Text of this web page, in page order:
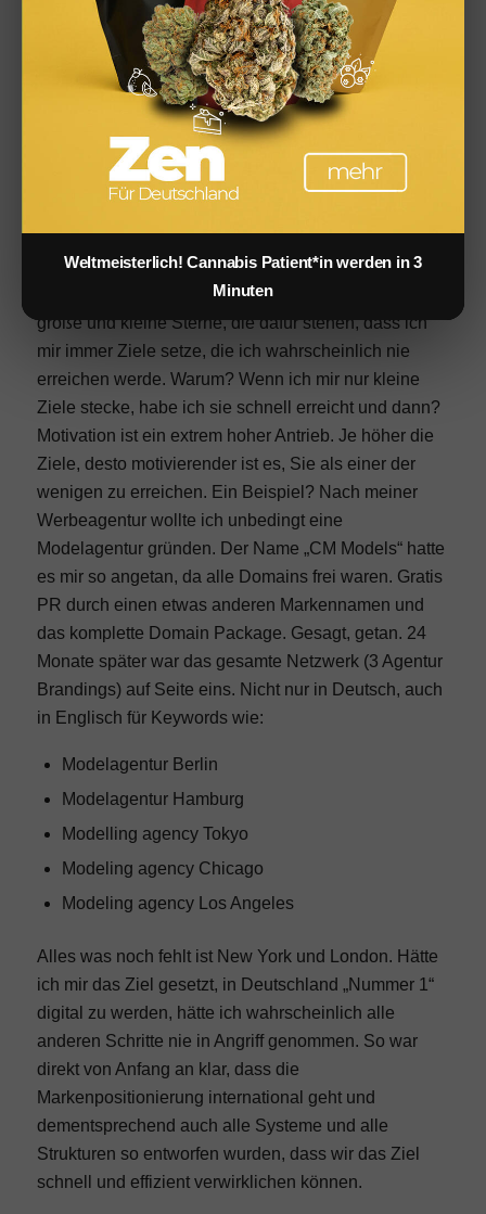
Damals verkaufte Elon Musk die Domain in einem
Package. Jetzt, sehr viel Jahre später, hat er sie sich
für drei Millionen zurückgekauft. Die Seite ist leer,
kaum Quelltext, ein einfaches X. Nicht einmal ein
https Zertifikat hat die Seite. So groß kann die Liebe
zu einer Domain sein!
Persönliche Erfahrung
Think big! Eine Inspirationsquelle die ich auch schon
immer in mir trage und sogar in Tattoos auf der Haut.
große und kleine Sterne, die dafür stehen, dass ich
mir immer Ziele setze, die ich wahrscheinlich nie
erreichen werde. Warum? Wenn ich mir nur kleine
Ziele stecke, habe ich sie schnell erreicht und dann?
Motivation ist ein extrem hoher Antrieb. Je höher die
Ziele, desto motivierender ist es, Sie als einer der
wenigen zu erreichen. Ein Beispiel? Nach meiner
Werbeagentur wollte ich unbedingt eine
Modelagentur gründen. Der Name „CM Models“ hatte
es mir so angetan, da alle Domains frei waren. Gratis
PR durch einen etwas anderen Markennamen und
das komplette Domain Package. Gesagt, getan. 24
Monate später war das gesamte Netzwerk (3 Agentur
Brandings) auf Seite eins. Nicht nur in Deutsch, auch
in Englisch für Keywords wie:
Modelagentur Berlin
Modelagentur Hamburg
Modelling agency Tokyo
Modeling agency Chicago
Modeling agency Los Angeles
Alles was noch fehlt ist New York und London. Hätte
ich mir das Ziel gesetzt, in Deutschland „Nummer 1“
digital zu werden, hätte ich wahrscheinlich alle
anderen Schritte nie in Angriff genommen. So war
direkt von Anfang an klar, dass die
Markenpositionierung international geht und
dementsprechend auch alle Systeme und alle
Strukturen so entworfen wurden, dass wir das Ziel
schnell und effizient verwirklichen können.
Weltmeisterlich! Cannabis Patient*in werden in 3
Minuten